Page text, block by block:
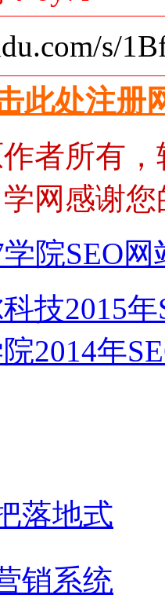
s/
此处注册
者所有
网感谢
学院SEO
技2015
2014年
落地式
销系统